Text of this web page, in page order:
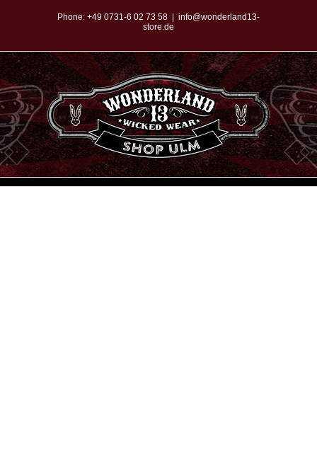
springen
Phone: +49 0731-6 02 73 58
info@wonderland13-
store.de